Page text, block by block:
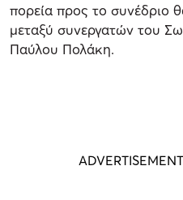
πορεία προς το συνέδριο
μεταξύ συνεργατών του
Παύλου Πολάκη.